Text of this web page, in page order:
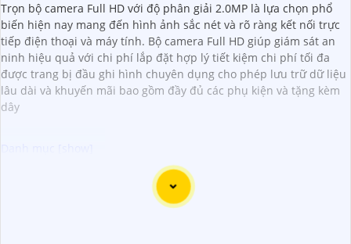
Trọn bộ camera Full HD với độ phân giải 2.0MP là lựa chọn phổ
biến hiện nay mang đến hình ảnh sắc nét và rõ ràng kết nối trực
tiếp điện thoại và máy tính. Bộ camera Full HD giúp giám sát an
ninh hiệu quả với chi phí lắp đặt hợp lý tiết kiệm chi phí tối đa
được trang bị đầu ghi hình chuyên dụng cho phép lưu trữ dữ liệu
lâu dài và khuyến mãi bao gồm đầy đủ các phụ kiện và tặng kèm
dây
Đây là một mẫu camera 2.0MP FULL HD rất tốt mà bạn có
thể sử dụng để giám sát và bảo vệ nhà cửa hoặc cơ sở